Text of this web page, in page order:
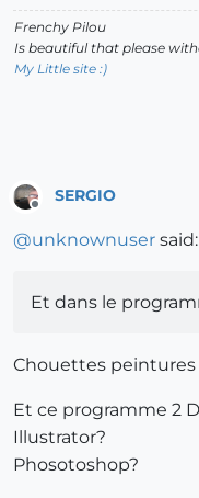
Frenchy Pilou
Is beautiful that please
My Little site :)
SERGIO
@unknownuser said:
Et dans le
Chouettes peintures
Et ce programme 2
Illustrator?
Phosotoshop?